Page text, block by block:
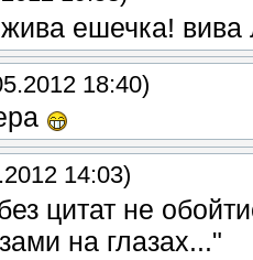
ешечка!
18:40)
14:03)
цитат не
на глазах..."